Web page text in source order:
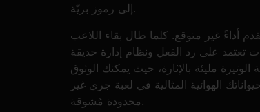
إلى رموز بريّة.
أداءً غير متوقع. كلما طال بقاء اللاعب
تعتمد على رد الفعل ونظام إدارة حديقة
مليئة بالإثارة، حيث يمكنك الوثوق
الهوائية المثالية في لعبة جري غير
محدودة مُشوقة.